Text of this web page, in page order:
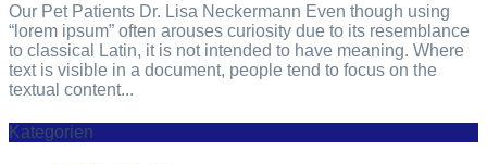
Our Pet Patients Dr. Lisa Neckermann Even though using
“lorem ipsum” often arouses curiosity due to its resemblance
to classical Latin, it is not intended to have meaning. Where
text is visible in a document, people tend to focus on the
textual content...
Kategorien